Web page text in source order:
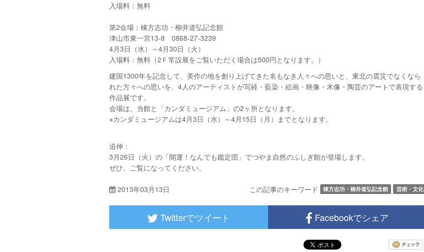
入場料：無料
第2会場：棟方志功・柳井道弘記念館
津山市東一宮13-8 0868-27-3239
4月3日（水）～4月30日（火）
入場料：無料（2Ｆ常設展をご覧いただく場合は500円となります。）
建国1300年を記念して、美作の地を創り上げてきた名もなき人々への思いと、東北の震災でなくなら
れた方々への思いを、4人のアーティストが写経・藍染・絵画・映像・木像・陶芸のアートで表現する
作品展です。
会場は、当館と「カンダミュージアム」の2ヶ所となります。
※カンダミュージアムは4月3日（水）～4月15日（月）までとなります。
追伸：
3月26日（火）の「開運！なんでも鑑定団」でつやま自然のふしぎ館が登場します。
ぜひ、ご覧になってください。
2013年03月13日 この記事のキーワード 棟方志功・柳井道弘記念館 芸術・文化
Twitterでツイート Facebookでシェア